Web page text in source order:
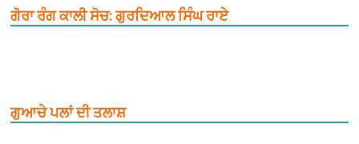
ਗੋਰਾ ਰੰਗ ਕਾਲੀ ਸੋਚ: ਗੁਰਦਿਆਲ ਸਿੰਘ ਰਾਏ
ਗੁਆਚੇ ਪਲਾਂ ਦੀ ਤਲਾਸ਼